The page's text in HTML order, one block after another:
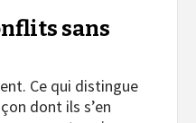
sans
Ce qui distingue
dont ils s’en